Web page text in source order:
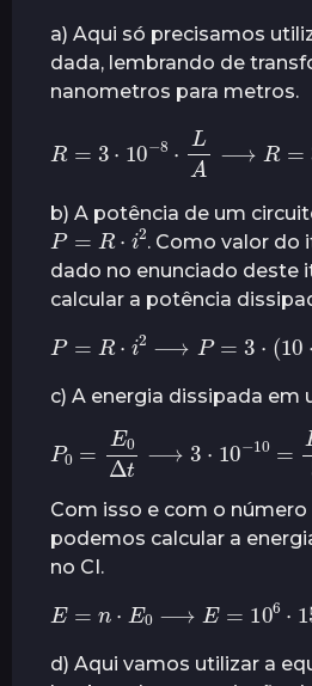
a) Aqui só precisamos
dada, lembrando de
nanometros para metros.
R ⋅10 −8⋅L A⟶ 3⋅10
b) A potência de um
P = R⋅i2
. Como valor do
dado no enunciado deste
calcular a potência
P= R⋅ ⟶P ⋅ 10 10
c) A energia dissipada em
=E0 ⟶ ⋅10−10
Com isso e com o número
podemos calcular a
no CI.
n ⟶E 106
d) Aqui vamos utilizar a